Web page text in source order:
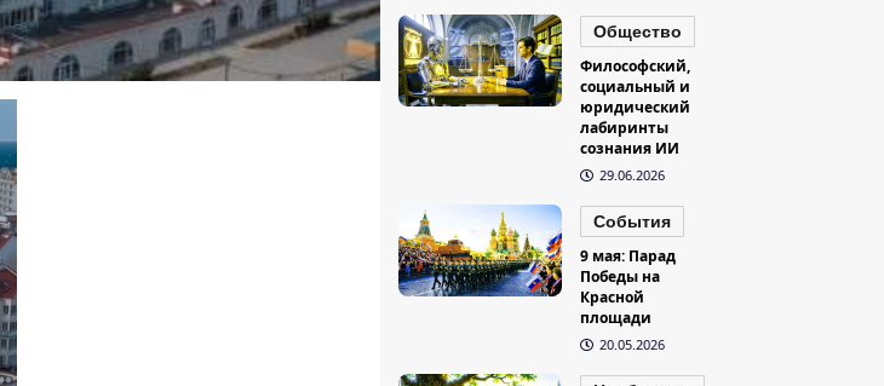
Общество
Философский,
социальный и
юридический
лабиринты
сознания ИИ
29.06.2026
События
9 мая: Парад
Победы на
Красной
площади
20.05.2026